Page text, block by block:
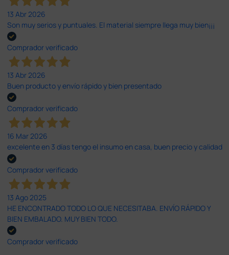
13 Abr 2026
Son muy serios y puntuales. El material siempre llega muy bien¡¡¡
Comprador verificado
13 Abr 2026
Buen producto y envío rápido y bien presentado
Comprador verificado
16 Mar 2026
excelente en 3 días tengo el insumo en casa, buen precio y calidad
Comprador verificado
13 Ago 2025
HE ENCONTRADO TODO LO QUE NECESITABA. ENVÍO RÁPIDO Y
BIEN EMBALADO. MUY BIEN TODO.
Comprador verificado